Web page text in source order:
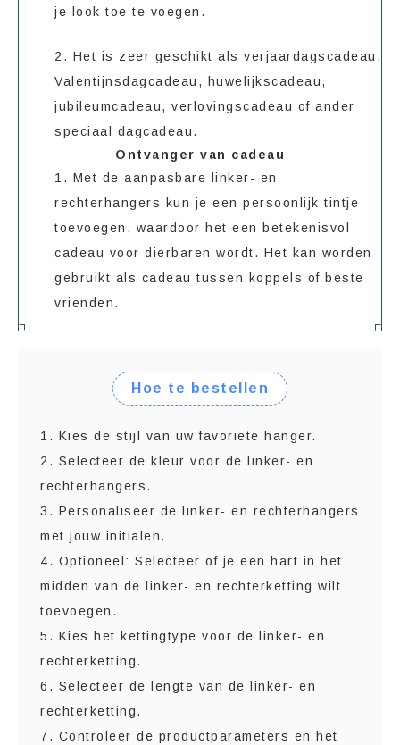
je look toe te voegen.
2. Het is zeer geschikt als verjaardagscadeau,
Valentijnsdagcadeau, huwelijkscadeau,
jubileumcadeau, verlovingscadeau of ander
speciaal dagcadeau.
Ontvanger van cadeau
1. Met de aanpasbare linker- en
rechterhangers kun je een persoonlijk tintje
toevoegen, waardoor het een betekenisvol
cadeau voor dierbaren wordt. Het kan worden
gebruikt als cadeau tussen koppels of beste
vrienden.
Hoe te bestellen
1. Kies de stijl van uw favoriete hanger.
2. Selecteer de kleur voor de linker- en
rechterhangers.
3. Personaliseer de linker- en rechterhangers
met jouw initialen.
4. Optioneel: Selecteer of je een hart in het
midden van de linker- en rechterketting wilt
toevoegen.
5. Kies het kettingtype voor de linker- en
rechterketting.
6. Selecteer de lengte van de linker- en
rechterketting.
7. Controleer de productparameters en het